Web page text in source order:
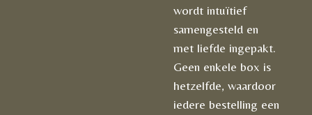
wordt intuïtief
samengesteld en
met liefde ingepakt.
Geen enkele box is
hetzelfde, waardoor
iedere bestelling een